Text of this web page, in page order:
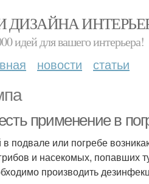
ДИЗАЙНА
идей для вашего интерьера!
новости статьи
применение в
подвале или погребе
и насекомых, попавших
производить